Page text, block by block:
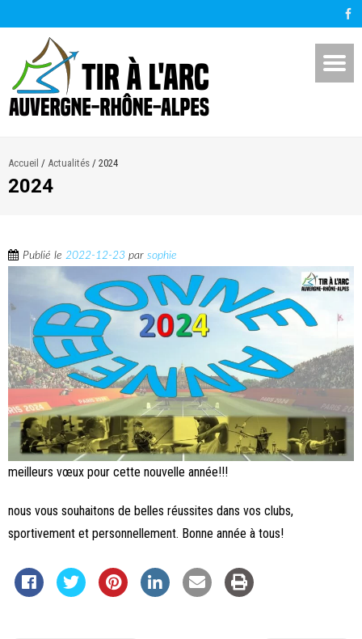
Accueil / Actualités / 2024
2024
Publié le 2022-12-23 par sophie
meilleurs vœux pour cette nouvelle année!!!
nous vous souhaitons de belles réussites dans vos clubs,
sportivement et personnellement. Bonne année à tous!